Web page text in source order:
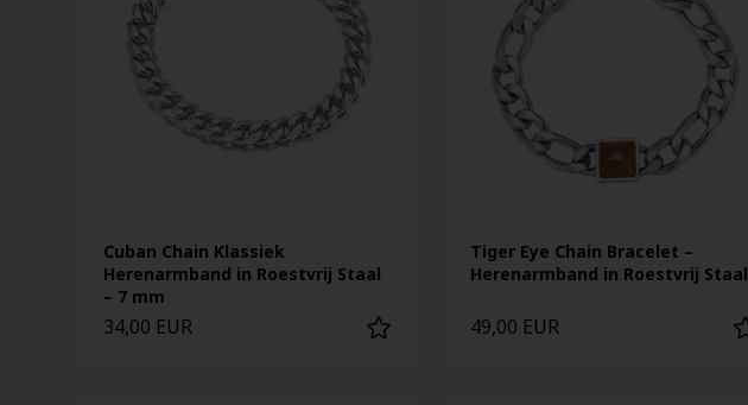
Cuban Chain Klassiek
Herenarmband in Roestvrij Staal
– 7 mm
34,00 EUR
Tiger Eye Chain Bracelet –
Herenarmband in Roestvrij Staal
49,00 EUR